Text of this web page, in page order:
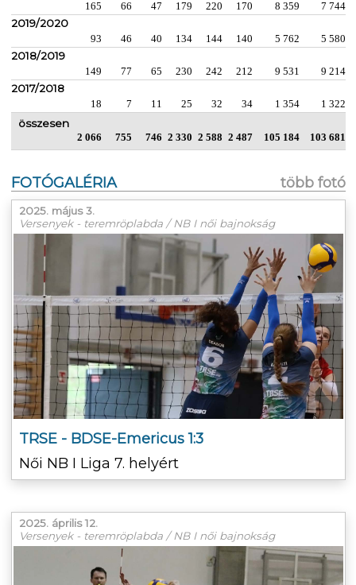
165 66 47 179 220 170 8 359 7 744
2019/2020
93 46 40 134 144 140 5 762 5 580
2018/2019
149 77 65 230 242 212 9 531 9 214
2017/2018
18 7 11 25 32 34 1 354 1 322
összesen
2 066 755 746 2 330 2 588 2 487 105 184 103 681
FOTÓGALÉRIA több fotó
2025. május 3.
Versenyek - teremröplabda / NB I női bajnokság
TRSE - BDSE-Emericus 1:3
Női NB I Liga 7. helyért
2025. április 12.
Versenyek - teremröplabda / NB I női bajnokság